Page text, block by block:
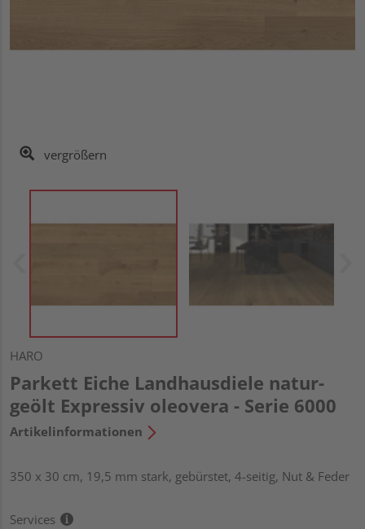
vergrößern
HARO
Parkett Eiche Landhausdiele natur-
geölt Expressiv oleovera - Serie 6000
Artikelinformationen
350 x 30 cm, 19,5 mm stark, gebürstet, 4-seitig, Nut & Feder
Services